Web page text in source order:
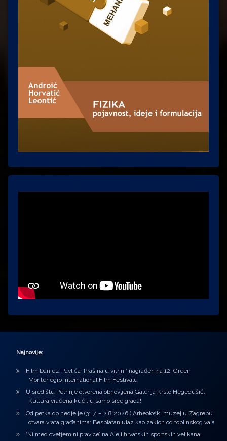
Najnovije:
Film Daniela Pavlića ‘Prašina u vitrini’ nagrađen na 12. Green
Montenegro International Film Festivalu
U središtu Petrinje otvorena obnovljena Galerija Krsto Hegedušić:
Kultura vraćena kući, u samo srce grada!
Od petka do nedjelje (31.7. – 2.8.2026.) Arheološki muzej u Zagrebu
otvara vrata građanima: Besplatan ulaz kao zaklon od toplinskog vala
‘Ni med cvetjem ni pravice’ na Aleji hrvatskih sportskih velikana